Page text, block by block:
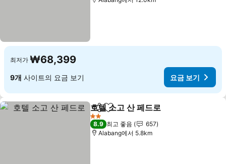
최저가 ₩68,399
9개 사이트의 요금 보기 요금 보기
공유 즐겨찾기에 추가
호텔 소고 산 페드로
2 성급
8.9 최고 좋음
657
Alabang에서 5.8km